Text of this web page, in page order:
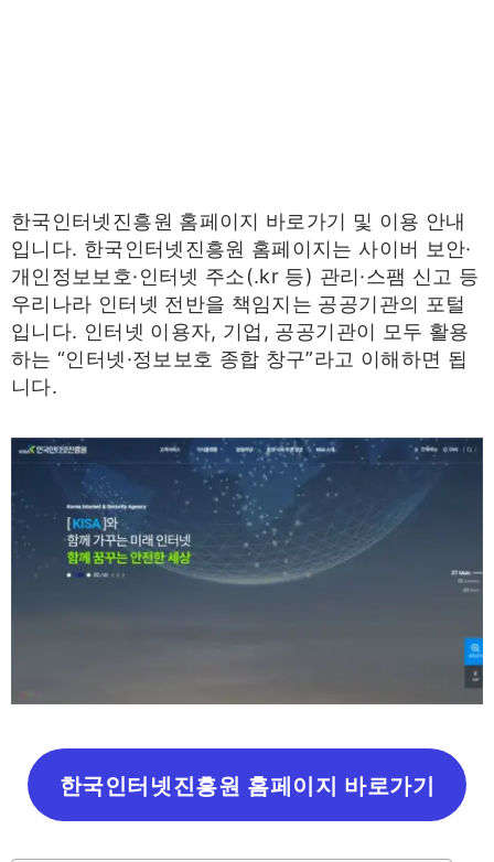
한국인터넷진흥원 홈페이지 바로가기 및 이용 안내
입니다. 한국인터넷진흥원 홈페이지는 사이버 보안·
개인정보보호·인터넷 주소(.kr 등) 관리·스팸 신고 등
우리나라 인터넷 전반을 책임지는 공공기관의 포털
입니다. 인터넷 이용자, 기업, 공공기관이 모두 활용
하는 “인터넷·정보보호 종합 창구”라고 이해하면 됩
니다.
한국인터넷진흥원 홈페이지 바로가기